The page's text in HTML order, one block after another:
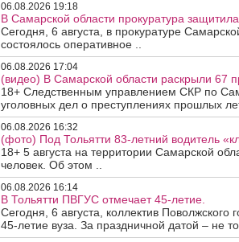
06.08.2026 19:18
В Самарской области прокуратура
Сегодня, 6 августа, в прокуратуре
состоялось оперативное ..
06.08.2026 17:04
(видео) В Самарской области раскрыли 67
18+ Следственным управлением СКР по
уголовных дел о преступлениях прошлых лет
06.08.2026 16:32
(фото) Под Тольятти 83-летний водитель
18+ 5 августа на территории Самарской
человек. Об этом ..
06.08.2026 16:14
В Тольятти ПВГУС отмечает 45-летие.
Сегодня, 6 августа, коллектив
45-летие вуза. За праздничной датой – не